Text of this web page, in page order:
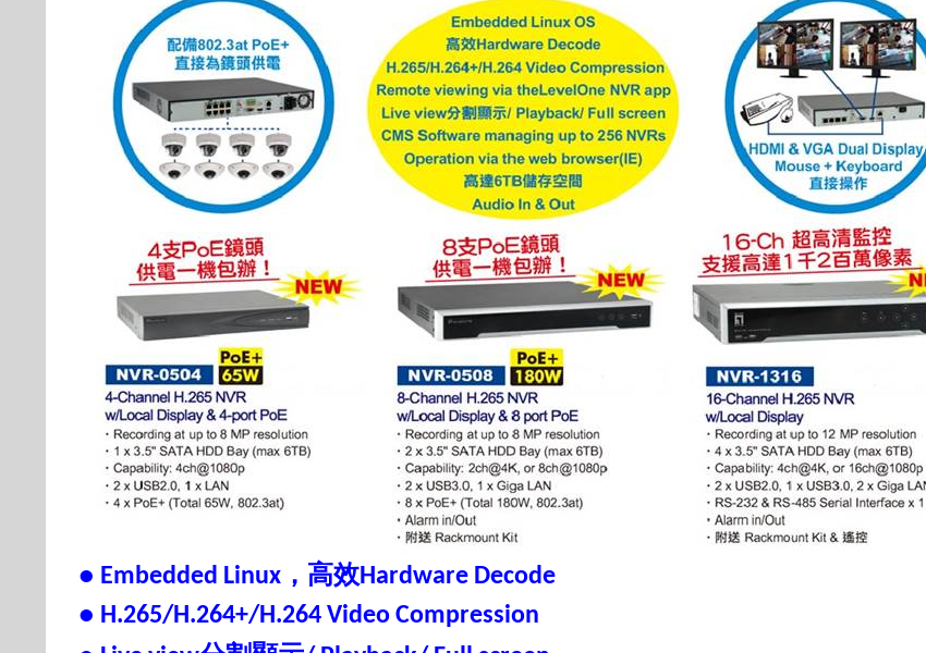
● Embedded Linux ，高效Hardware Decode
● H.265/H.264+/H.264 Video Compression